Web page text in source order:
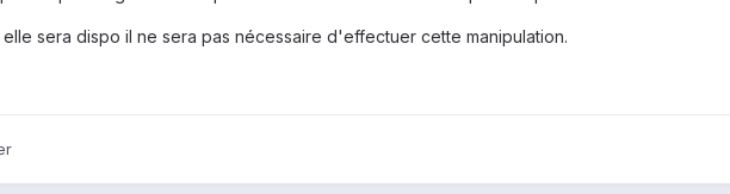
sera dispo il ne sera pas nécessaire d'effectuer cette manipulation.